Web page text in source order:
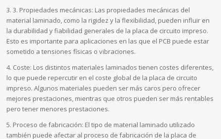
3. 3. Propiedades mecánicas: Las propiedades mecánicas del
material laminado, como la rigidez y la flexibilidad, pueden influir en
la durabilidad y fiabilidad generales de la placa de circuito impreso.
Esto es importante para aplicaciones en las que el PCB puede estar
sometido a tensiones físicas o vibraciones.
4. Coste: Los distintos materiales laminados tienen costes diferentes,
lo que puede repercutir en el coste global de la placa de circuito
impreso. Algunos materiales pueden ser más caros pero ofrecer
mejores prestaciones, mientras que otros pueden ser más rentables
pero tener menores prestaciones.
5. Proceso de fabricación: El tipo de material laminado utilizado
también puede afectar al proceso de fabricación de la placa de